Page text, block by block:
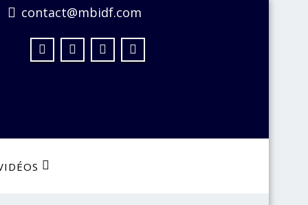
contact@mbidf.com